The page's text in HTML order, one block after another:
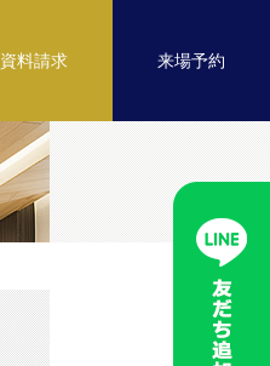
資料請求 来場予約